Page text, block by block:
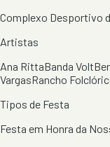
Complexo Desportivo
Artistas
Ana RittaBanda Volt
VargasRancho
Tipos de Festa
Festa em Honra da